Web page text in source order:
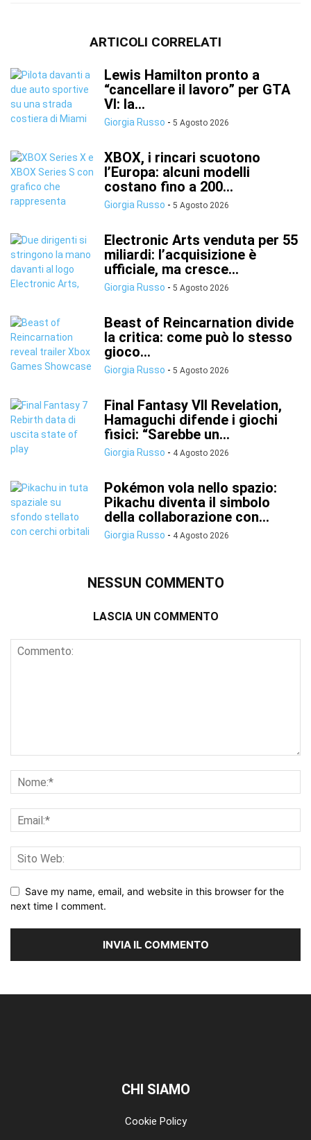
ARTICOLI CORRELATI
Lewis Hamilton pronto a
“cancellare il lavoro” per GTA
VI: la...
Giorgia Russo - 5 Agosto 2026
XBOX, i rincari scuotono
l’Europa: alcuni modelli
costano fino a 200...
Giorgia Russo - 5 Agosto 2026
Electronic Arts venduta per 55
miliardi: l’acquisizione è
ufficiale, ma cresce...
Giorgia Russo - 5 Agosto 2026
Beast of Reincarnation divide
la critica: come può lo stesso
gioco...
Giorgia Russo - 5 Agosto 2026
Final Fantasy VII Revelation,
Hamaguchi difende i giochi
fisici: “Sarebbe un...
Giorgia Russo - 4 Agosto 2026
Pokémon vola nello spazio:
Pikachu diventa il simbolo
della collaborazione con...
Giorgia Russo - 4 Agosto 2026
NESSUN COMMENTO
LASCIA UN COMMENTO
Save my name, email, and website in this browser for the
next time I comment.
CHI SIAMO
Cookie Policy